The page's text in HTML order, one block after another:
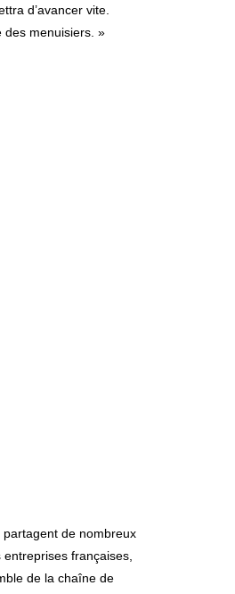
d’avancer vite.
des menuisiers. »
de nombreux
françaises,
de la chaîne de